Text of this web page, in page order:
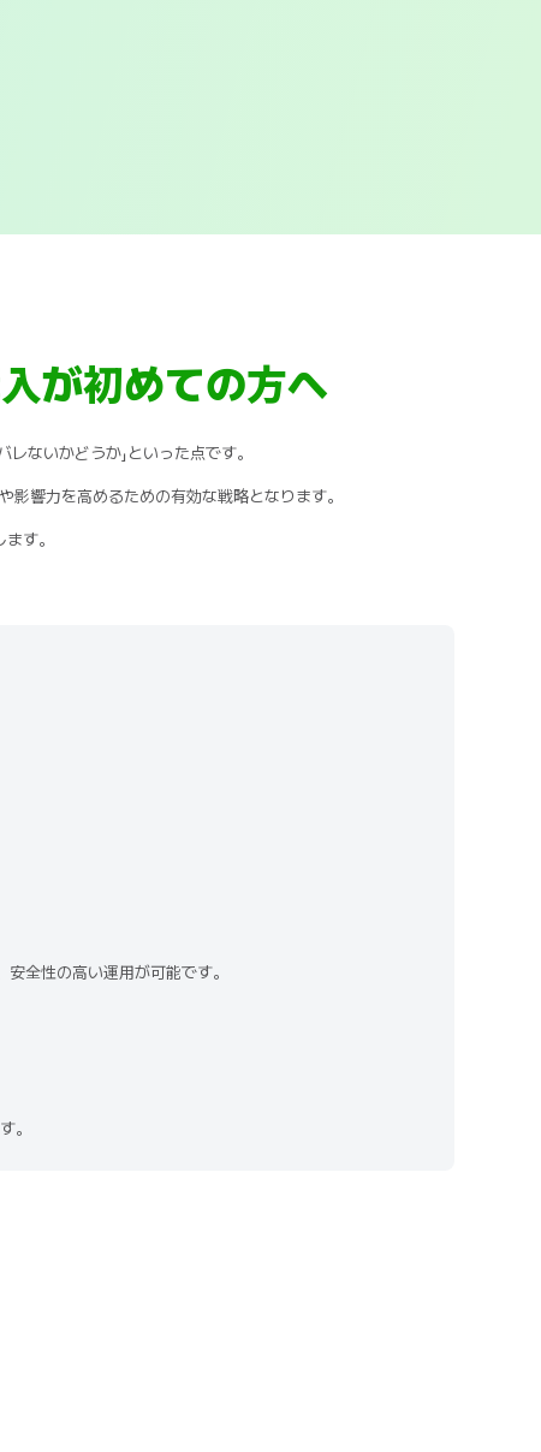
が初めての方へ
ないかどうか」といった点です。
響力を高めるための有効な戦略となります。
す。
全性の高い運用が可能です。
。